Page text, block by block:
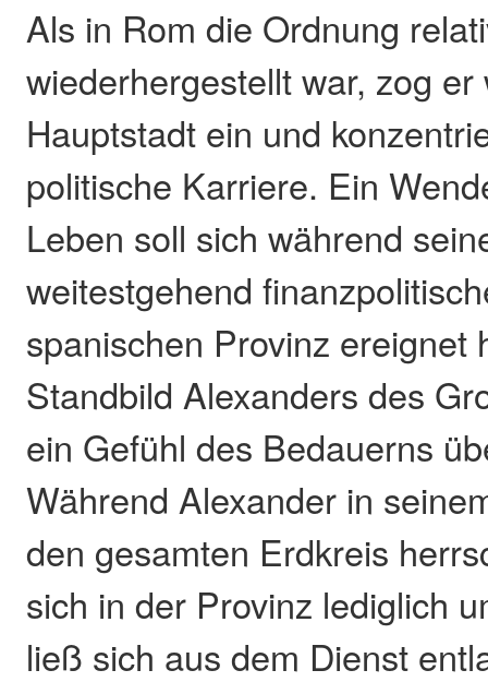
Als in Rom die Ordnung
wiederhergestellt war, zog
Hauptstadt ein und
politische Karriere. Ein
Leben soll sich während
weitestgehend
spanischen Provinz ereignet
Standbild Alexanders des
ein Gefühl des Bedauerns
Während Alexander in
den gesamten Erdkreis
sich in der Provinz lediglich
ließ sich aus dem Dienst